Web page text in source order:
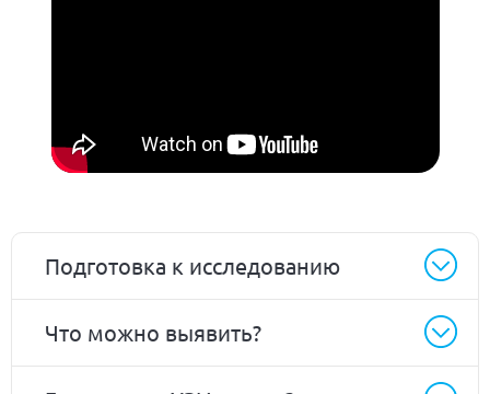
Подготовка к исследованию
Что можно выявить?